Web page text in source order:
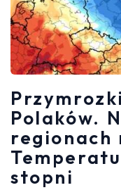
Polaków.
regionach
stopni